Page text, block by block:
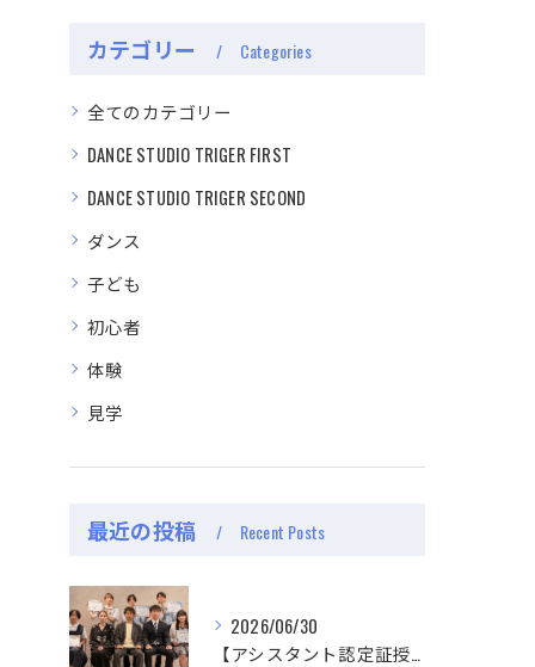
カテゴリー Categories
全てのカテゴリー
DANCE STUDIO TRIGER FIRST
DANCE STUDIO TRIGER SECOND
ダンス
子ども
初心者
体験
見学
最近の投稿 Recent Posts
2026/06/30
【アシスタント認定証授与式】